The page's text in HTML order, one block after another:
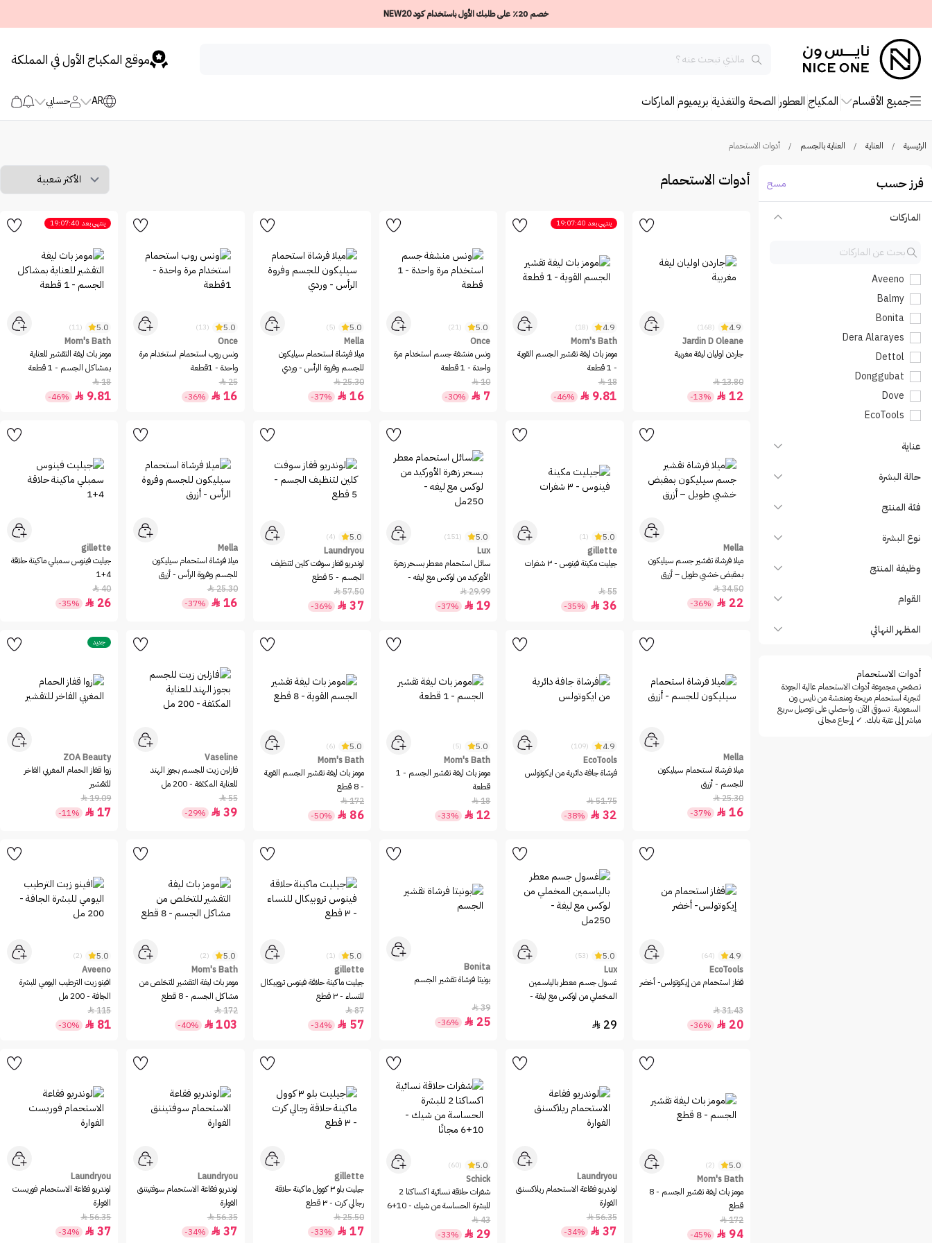
خصم 20٪ على طلبك الأول باستخدام كود NEW20
موقع المكياج الأول في المملكة
جميع الأقسام المكياج العطور الصحة والتغذية بريميوم الماركات AR حسابي
الرئيسية / العناية / العناية بالجسم / أدوات الاستحمام
فرز حسب مسح
الماركات
Aveeno
Balmy
Bonita
Dera Alarayes
Dettol
Donggubat
Dove
EcoTools
Gifts & Sets
Jardin D Oleane
Laundryou
Mella
Nature Visions
Once
Schick
Sol de Janeiro
The Ordinary
Vaseline
عناية
حالة البشرة
فئة المنتج
نوع البشرة
وظيفة المنتج
القوام
المظهر النهائي
أدوات الاستحمام
تصفحي مجموعة أدوات الاستحمام عالية الجودة
لتجربة استحمام مريحة ومنعشة من نايس ون
السعودية. تسوقي الآن، واحصلي على توصيل سريع
مباشر إلى عتبة بابك. ✓ إرجاع مجاني
أدوات الاستحمام
4.9
(168)
Jardin D Oleane
جاردن اوليان ليفة مغربية
13.80

12

-13%
ينتهي بعد 19:07:40
4.9
(18)
Mom's Bath
مومز باث ليفة تقشير الجسم القوية
- 1 قطعة
18

9.81

-46%
5.0
(21)
Once
ونس منشفة جسم استخدام مرة
واحدة - 1 قطعة
10

7

-30%
5.0
(5)
Mella
ميلا فرشاة استحمام سيليكون
للجسم وفروة الرأس - وردي
25.30

16

-37%
5.0
(13)
Once
ونس روب استحمام استخدام مرة
واحدة - 1قطعة
25

16

-36%
ينتهي بعد 19:07:40
5.0
(11)
Mom's Bath
مومز باث ليفة التقشير للعناية
بمشاكل الجسم - 1 قطعة
18

9.81

-46%
Mella
ميلا فرشاة تقشير جسم سيليكون
بمقبض خشبي طويل – أزرق
34.50

22

-36%
5.0
(1)
gillette
جيليت مكينة فينوس - ٣ شفرات
55

36

-35%
5.0
(151)
Lux
سائل استحمام معطر بسحر زهرة
الأوركيد من لوكس مع ليفه -
250مل
29.99

19

-37%
5.0
(4)
Laundryou
لوندريو قفاز سوفت كلين لتنظيف
الجسم - 5 قطع
57.50

37

-36%
Mella
ميلا فرشاة استحمام سيليكون
للجسم وفروة الرأس - أزرق
25.30

16

-37%
gillette
جيليت فينوس سمبلي ماكينة حلاقة
4+1
40

26

-35%
Mella
ميلا فرشاة استحمام سيليكون
للجسم - أزرق
25.30

16

-37%
4.9
(109)
EcoTools
فرشاة جافة دائرية من ايكوتولس
51.75

32

-38%
5.0
(5)
Mom's Bath
مومز باث ليفة تقشير الجسم - 1
قطعة
18

12

-33%
5.0
(6)
Mom's Bath
مومز باث ليفة تقشير الجسم القوية
- 8 قطع
172

86

-50%
Vaseline
فازلين زيت للجسم بجوز الهند
للعناية المكثفة - 200 مل
55

39

-29%
جديد
ZOA Beauty
زوا قفاز الحمام المغربي الفاخر
للتقشير
19.09

17

-11%
4.9
(64)
EcoTools
قفاز استحمام من إيكوتولس- أخضر
31.43

20

-36%
5.0
(53)
Lux
غسول جسم معطر بالياسمين
المخملي من لوكس مع ليفة -
29

Bonita
بونيتا فرشاة تقشير الجسم
39

25

-36%
5.0
(1)
gillette
جيليت ماكينة حلاقة فينوس تروبيكال
للنساء - ٣ قطع
87

57

-34%
5.0
(2)
Mom's Bath
مومز باث ليفة التقشير للتخلص من
مشاكل الجسم - 8 قطع
172

103

-40%
5.0
(2)
Aveeno
افينو زيت الترطيب اليومي للبشرة
الجافة - 200 مل
115

81

-30%
5.0
(2)
Mom's Bath
مومز باث ليفة تقشير الجسم - 8
قطع
172

94

-45%
Laundryou
لوندريو فقاعة الاستحمام ريلاكسنق
الفوارة
56.35

37

-34%
5.0
(60)
Schick
شفرات حلاقة نسائية اكساكتا 2
للبشرة الحساسة من شيك - 10+6
مجانًا
43

29

-33%
gillette
جيليت بلو ٣ كوول ماكينة حلاقة
رجالي كرت - ٣ قطع
25.50

17

-33%
Laundryou
لوندريو فقاعة الاستحمام سوفتيننق
الفوارة
56.35

37

-34%
Laundryou
لوندريو فقاعة الاستحمام فوريست
الفوارة
56.35

37

-34%